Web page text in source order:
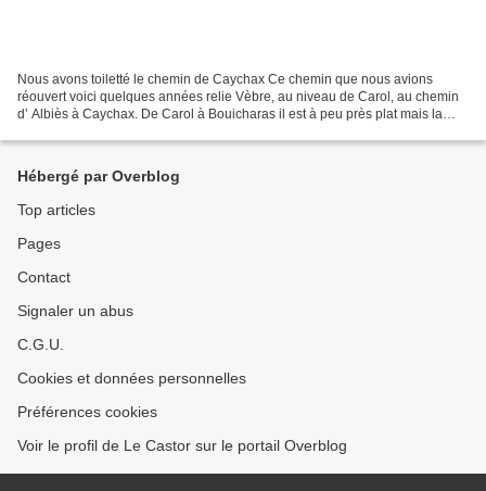
Nous avons toiletté le chemin de Caychax Ce chemin que nous avions
réouvert voici quelques années relie Vèbre, au niveau de Carol, au chemin
d’ Albiès à Caychax. De Carol à Bouicharas il est à peu près plat mais la
Hébergé par Overblog
Top articles
Pages
Contact
Signaler un abus
C.G.U.
Cookies et données personnelles
Préférences cookies
Voir le profil de Le Castor sur le portail Overblog